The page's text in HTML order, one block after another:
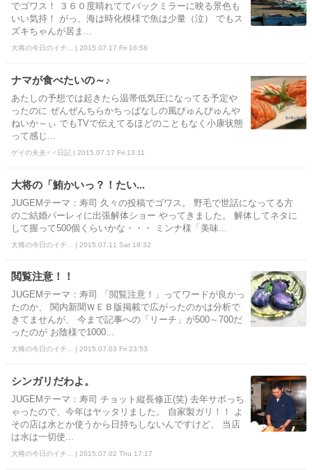
でゴワス！ ３６０度晴れててバックミラーに映る景色も
いい気持！ がっ、海は時化模様で魚は少量（泣） でもス
ズキちゃんが居ま...
大将の今日のイチ... | 2015.07.17 Fri 16:58
ナマが食べたいの～♪
あたしの予想では起きたら温帯低気圧になってる予定や
ったのに ぜんぜんちらかちっぱなしの風びゅんびゅんや
ねいか～ぃ でもTVで伝えてるほどのこともなく小康状態
って感じ...
ゲイの夫夫♂♂日記 | 2015.07.17 Fri 13:11
大将の「鮪かいっ？！たい...
JUGEMテーマ：寿司 久々の投稿でゴワス。 野毛で世話になってる方
のご結婚パーレィに出張解体ショー やってきました。 解体してネタに
して握って500個くらいかな・・・ ミンナ様「美味...
大将の今日のイチ... | 2015.07.11 Sat 18:32
閲覧注意！！
JUGEMテーマ：寿司 「閲覧注意！」ってワードが良かっ
たのか、 関内新聞ＷＥＢ版掲載で広がったのかは分析で
きてませんが、 今まで記事への「リーチ」が500～700だ
ったのが お陰様で1000...
大将の今日のイチ... | 2015.07.03 Fri 23:53
シンガリだわよ。
JUGEMテーマ：寿司 チョット縦長修正(笑) 去年サボっち
ゃったので、今年はヤッタリました。 自家製ガリ！！ よ
その店は水とか使うから日持ちしないんですけど、 当店
は水は一切使...
大将の今日のイチ... | 2015.07.02 Thu 17:17